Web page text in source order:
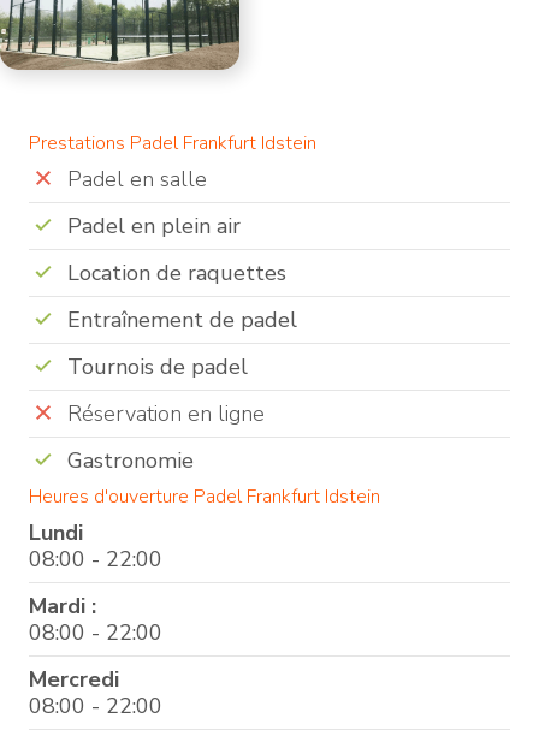
Prestations Padel Frankfurt Idstein
Padel en salle
Padel en plein air
Location de raquettes
Entraînement de padel
Tournois de padel
Réservation en ligne
Gastronomie
Heures d'ouverture Padel Frankfurt Idstein
Lundi
08:00 - 22:00
Mardi :
08:00 - 22:00
Mercredi
08:00 - 22:00